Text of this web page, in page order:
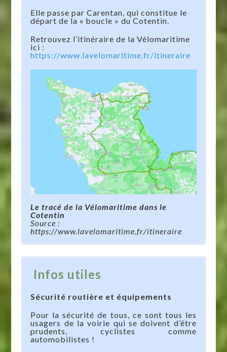
Elle passe par Carentan, qui constitue le
départ de la « boucle » du Cotentin.
Retrouvez l’itinéraire de la Vélomaritime
ici :
https://www.lavelomaritime.fr/itineraire
Le tracé de la Vélomaritime dans le
Cotentin
Source :
https://www.lavelomaritime.fr/itineraire
Infos utiles
Sécurité routière et équipements
Pour la sécurité de tous, ce sont tous les
usagers de la voirie qui se doivent d’être
prudents, cyclistes comme
automobilistes !